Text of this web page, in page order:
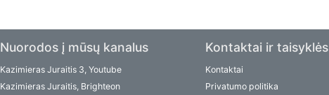
Nuorodos į mūsų kanalus
Kazimieras Juraitis 3, Youtube
Kazimieras Juraitis, Brighteon
Kontaktai ir taisyklės
Kontaktai
Privatumo politika